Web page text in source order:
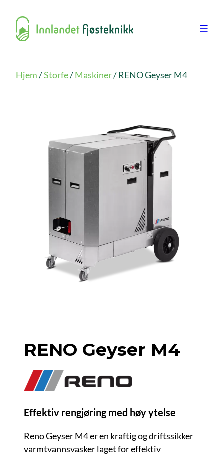
Hjem/Storfe/Maskiner/ RENO Geyser M4
RENO Geyser M4
Effektiv rengjøring med høy ytelse
Reno Geyser M4 er en kraftig og driftssikker
varmtvannsvasker laget for effektiv